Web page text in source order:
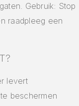
Gebruik: Stop
raadpleeg een
levert
beschermen